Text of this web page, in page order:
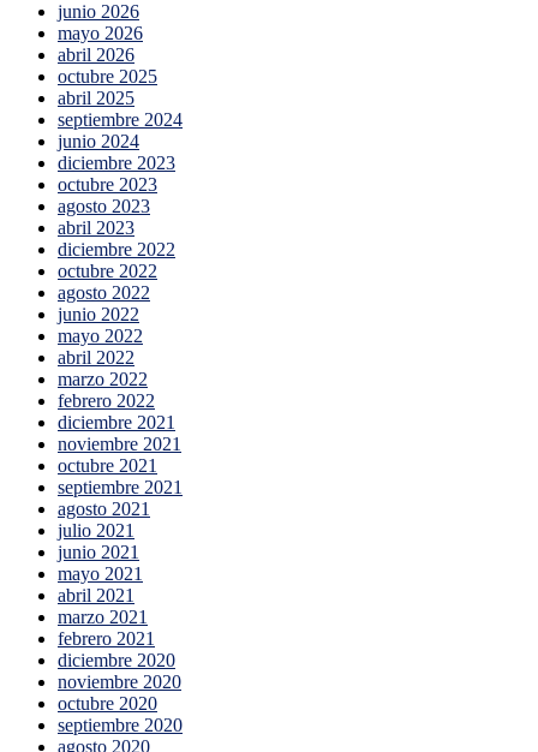
junio 2026
mayo 2026
abril 2026
octubre 2025
abril 2025
septiembre 2024
junio 2024
diciembre 2023
octubre 2023
agosto 2023
abril 2023
diciembre 2022
octubre 2022
agosto 2022
junio 2022
mayo 2022
abril 2022
marzo 2022
febrero 2022
diciembre 2021
noviembre 2021
octubre 2021
septiembre 2021
agosto 2021
julio 2021
junio 2021
mayo 2021
abril 2021
marzo 2021
febrero 2021
diciembre 2020
noviembre 2020
octubre 2020
septiembre 2020
agosto 2020